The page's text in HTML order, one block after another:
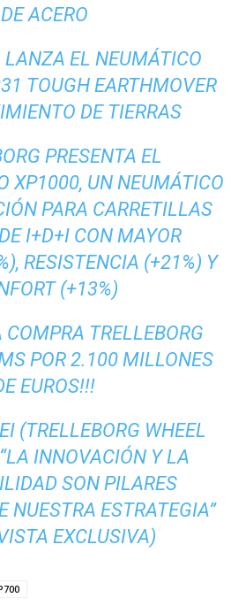
DE ACERO
LANZA EL NEUMÁTICO
TOUGH EARTHMOVER
DE TIERRAS
PRESENTA EL
XP1000, UN NEUMÁTICO
PARA CARRETILLAS
I+D+I CON MAYOR
RESISTENCIA (+21%) Y
(+13%)
COMPRA TRELLEBORG
POR 2.100 MILLONES
EUROS!!!
(TRELLEBORG WHEEL
INNOVACIÓN Y LA
SON PILARES
NUESTRA ESTRATEGIA”
EXCLUSIVA)